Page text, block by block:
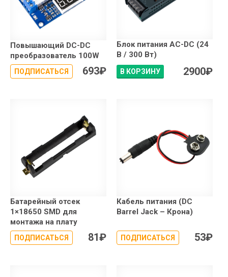
Повышающий DC-DC
преобразователь 100W
ПОДПИСАТЬСЯ 693₽
Блок питания AC-DC (24
В / 300 Вт)
В КОРЗИНУ 2900₽
Батарейный отсек
1×18650 SMD для
монтажа на плату
ПОДПИСАТЬСЯ 81₽
Кабель питания (DC
Barrel Jack – Крона)
ПОДПИСАТЬСЯ 53₽